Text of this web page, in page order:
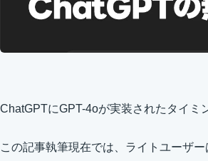
ChatGPTにGPT-4oが実装されたタイミ
この記事執筆現在では、ライトユーザ